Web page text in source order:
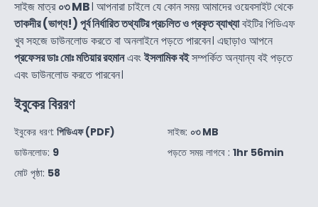
সাইজ মাত্র০৩ MB। আপনারা চাইলে যে কোন সময় আমাদের ওয়েবসাইট থেকে
তাকদীর (ভাগ্য!) পূর্ব নির্ধারিত তথ্যটির প্রচলিত ও প্রকৃত ব্যাখ্যাবইটির পিডিএফ
খুব সহজে ডাউনলোড করতে বা অনলাইনে পড়তে পারবেন। এছাড়াও আপনে
প্রফেসর ডাঃ মোঃ মতিয়ার রহমানএবংইসলামিক বইসম্পর্কিত অন্যান্য বই পড়তে
এবং ডাউনলোড করতে পারবেন।
ইবুকের বিররণ
ইবুকের ধরণ: পিডিএফ (PDF)
ডাউনলোড: 9
মোট পৃষ্ঠা: 58
সাইজ: ০৩ MB
পড়তে সময় লাগবে : 1hr 56min